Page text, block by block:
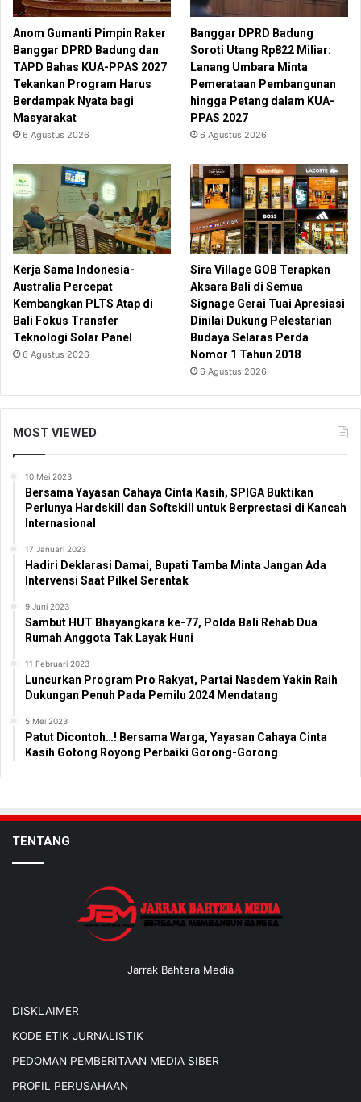
Anom Gumanti Pimpin Raker
Banggar DPRD Badung dan
TAPD Bahas KUA-PPAS 2027
Tekankan Program Harus
Berdampak Nyata bagi
Masyarakat
6 Agustus 2026
Banggar DPRD Badung
Soroti Utang Rp822 Miliar:
Lanang Umbara Minta
Pemerataan Pembangunan
hingga Petang dalam KUA-
PPAS 2027
6 Agustus 2026
Kerja Sama Indonesia-
Australia Percepat
Kembangkan PLTS Atap di
Bali Fokus Transfer
Teknologi Solar Panel
6 Agustus 2026
Sira Village GOB Terapkan
Aksara Bali di Semua
Signage Gerai Tuai Apresiasi
Dinilai Dukung Pelestarian
Budaya Selaras Perda
Nomor 1 Tahun 2018
6 Agustus 2026
MOST VIEWED
10 Mei 2023
Bersama Yayasan Cahaya Cinta Kasih, SPIGA Buktikan
Perlunya Hardskill dan Softskill untuk Berprestasi di Kancah
Internasional
17 Januari 2023
Hadiri Deklarasi Damai, Bupati Tamba Minta Jangan Ada
Intervensi Saat Pilkel Serentak
9 Juni 2023
Sambut HUT Bhayangkara ke-77, Polda Bali Rehab Dua
Rumah Anggota Tak Layak Huni
11 Februari 2023
Luncurkan Program Pro Rakyat, Partai Nasdem Yakin Raih
Dukungan Penuh Pada Pemilu 2024 Mendatang
5 Mei 2023
Patut Dicontoh…! Bersama Warga, Yayasan Cahaya Cinta
Kasih Gotong Royong Perbaiki Gorong-Gorong
TENTANG
Jarrak Bahtera Media
DISKLAIMER
KODE ETIK JURNALISTIK
PEDOMAN PEMBERITAAN MEDIA SIBER
PROFIL PERUSAHAAN